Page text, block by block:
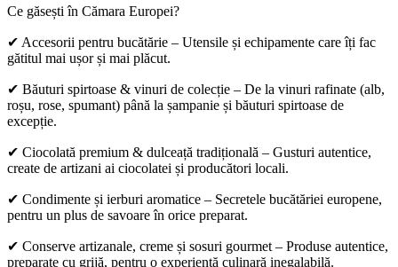
Ce găsești în Cămara Europei?
✔ Accesorii pentru bucătărie – Utensile și echipamente care îți fac
gătitul mai ușor și mai plăcut.
✔ Băuturi spirtoase & vinuri de colecție – De la vinuri rafinate (alb,
roșu, rose, spumant) până la șampanie și băuturi spirtoase de
excepție.
✔ Ciocolată premium & dulceață tradițională – Gusturi autentice,
create de artizani ai ciocolatei și producători locali.
✔ Condimente și ierburi aromatice – Secretele bucătăriei europene,
pentru un plus de savoare în orice preparat.
✔ Conserve artizanale, creme și sosuri gourmet – Produse autentice,
preparate cu grijă, pentru o experiență culinară inegalabilă.